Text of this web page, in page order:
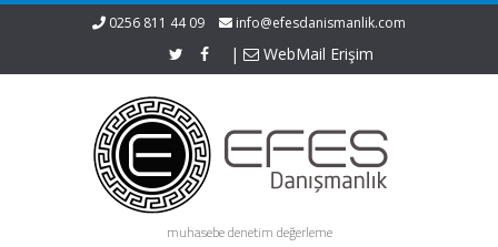
0256 811 44 09 info@efesdanismanlik.com
| WebMail Erişim
muhasebe denetim değerleme